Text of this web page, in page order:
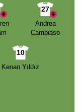
27
Andrea
Cambiaso
10
Kenan Yıldız